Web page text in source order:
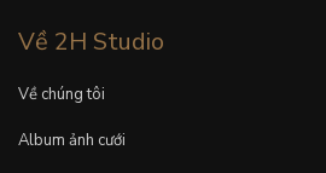
Về 2H Studio
Về chúng tôi
Album ảnh cưới